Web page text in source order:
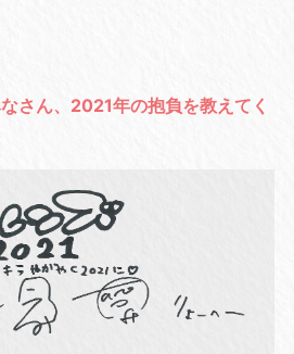
さん、2021年の抱負を教えてく